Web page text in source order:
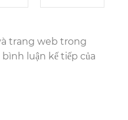
trang web trong
luận kế tiếp của